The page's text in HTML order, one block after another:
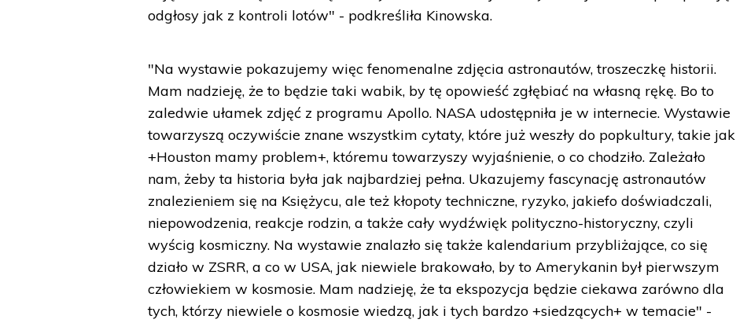
odgłosy jak z kontroli lotów" - podkreśliła Kinowska.
"Na wystawie pokazujemy więc fenomenalne zdjęcia astronautów, troszeczkę historii.
Mam nadzieję, że to będzie taki wabik, by tę opowieść zgłębiać na własną rękę. Bo to
zaledwie ułamek zdjęć z programu Apollo. NASA udostępniła je w internecie. Wystawie
towarzyszą oczywiście znane wszystkim cytaty, które już weszły do popkultury, takie jak
+Houston mamy problem+, któremu towarzyszy wyjaśnienie, o co chodziło. Zależało
nam, żeby ta historia była jak najbardziej pełna. Ukazujemy fascynację astronautów
znalezieniem się na Księżycu, ale też kłopoty techniczne, ryzyko, jakiefo doświadczali,
niepowodzenia, reakcje rodzin, a także cały wydźwięk polityczno-historyczny, czyli
wyścig kosmiczny. Na wystawie znalazło się także kalendarium przybliżające, co się
działo w ZSRR, a co w USA, jak niewiele brakowało, by to Amerykanin był pierwszym
człowiekiem w kosmosie. Mam nadzieję, że ta ekspozycja będzie ciekawa zarówno dla
tych, którzy niewiele o kosmosie wiedzą, jak i tych bardzo +siedzących+ w temacie" -